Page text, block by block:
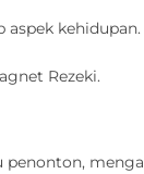
Rezeki.
penonton,